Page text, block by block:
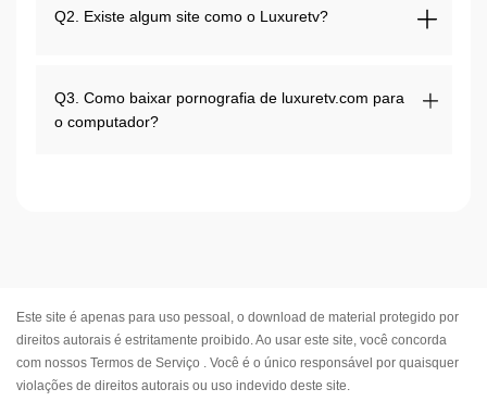
Q2. Existe algum site como o Luxuretv?
Q3. Como baixar pornografia de luxuretv.com para
o computador?
Este site é apenas para uso pessoal, o download de material protegido por
direitos autorais é estritamente proibido. Ao usar este site, você concorda
com nossos Termos de Serviço . Você é o único responsável por quaisquer
violações de direitos autorais ou uso indevido deste site.